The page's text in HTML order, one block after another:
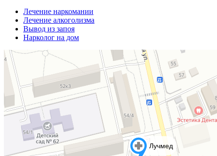
Лечение наркомании
Лечение алкоголизма
Вывод из запоя
Нарколог на дом